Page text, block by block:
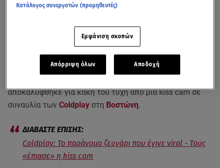
Ακριβά θα πληρώσει οCEO της Astronomer, Άντι
Μπάιρον τον παράνομο δεσμό του με την υπεύθυνη
αποκαλύφθηκε για κακή του τύχη από μια kiss cam σε
συναυλία των Coldplay στη Βοστώνη.
Coldplay: Το παράνομο ζευγάρι που έγινε viral - Τους
«έπιασε» η kiss cam
Κατάλογος συνεργατών (προμηθευτές)
Εμφάνιση σκοπών
Απόρριψη όλων Αποδοχή